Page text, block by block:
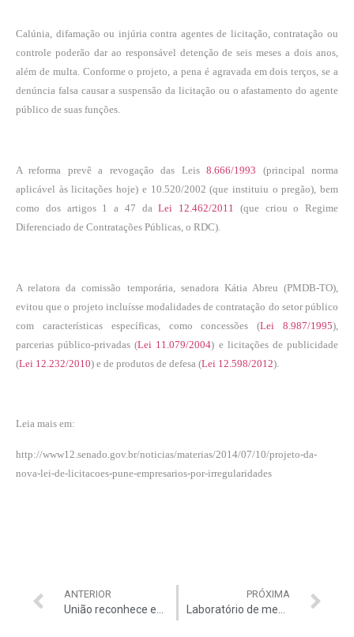
Calúnia, difamação ou injúria contra agentes de licitação, contratação ou
controle poderão dar ao responsável detenção de seis meses a dois anos,
além de multa. Conforme o projeto, a pena é agravada em dois terços, se a
denúncia falsa causar a suspensão da licitação ou o afastamento do agente
público de suas funções.
A reforma prevê a revogação das Leis 8.666/1993
(principal norma
aplicável às licitações hoje) e 10.520/2002 (que instituiu o pregão), bem
como dos artigos 1 a 47 da Lei 12.462/2011
(que criou o Regime
Diferenciado de Contratações Públicas, o RDC).
A relatora da comissão temporária, senadora Kátia Abreu (PMDB-TO),
evitou que o projeto incluísse modalidades de contratação do setor público
com características específicas, como concessões (Lei 8.987/1995),
parcerias público-privadas (Lei 11.079/2004) e licitações de publicidade
(Lei 12.232/2010) e de produtos de defesa (Lei 12.598/2012).
Leia mais em:
http://www12.senado.gov.br/noticias/materias/2014/07/10/projeto-da-
nova-lei-de-licitacoes-pune-empresarios-por-irregularidades
ANTERIOR PRÓXIMA